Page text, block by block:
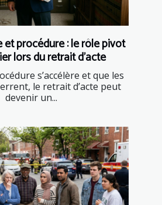
et procédure : le rôle pivot
lors du retrait d’acte
s’accélère et que les
le retrait d’acte peut
devenir un...